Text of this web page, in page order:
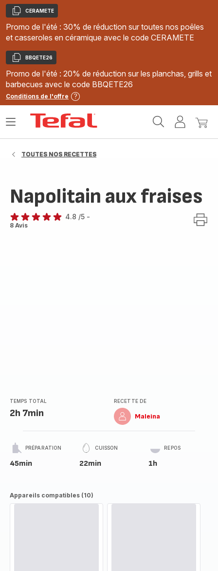
Copier
CERAMETE
Promo de l'été : 30% de réduction sur toutes nos poêles
et casseroles en céramique avec le code CERAMETE
Copier
BBQETE26
Promo de l'été : 20% de réduction sur les planchas, grills et
barbecues avec le code BBQETE26
Conditions de l'offre
MonMon
Ouvrir
TOUTES NOS RECETTES
Napolitain aux fraises
ratings.4.8
4.8 /5 -
8 Avis
TEMPS TOTAL
2h 7min
RECETTE DE
Maleina
PRÉPARATION
45min
CUISSON
22min
REPOS
1h
Appareils compatibles (10)